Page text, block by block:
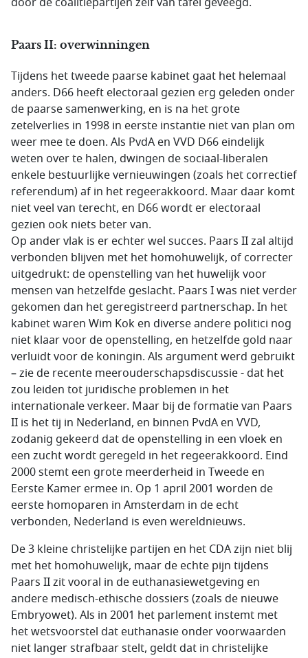
Paars II: overwinningen
Tijdens het tweede paarse kabinet gaat het helemaal
anders. D66 heeft electoraal gezien erg geleden onder
de paarse samenwerking, en is na het grote
zetelverlies in 1998 in eerste instantie niet van plan om
weer mee te doen. Als PvdA en VVD D66 eindelijk
weten over te halen, dwingen de sociaal-liberalen
enkele bestuurlijke vernieuwingen (zoals het correctief
referendum) af in het regeerakkoord. Maar daar komt
niet veel van terecht, en D66 wordt er electoraal
gezien ook niets beter van.
Op ander vlak is er echter wel succes. Paars II zal altijd
verbonden blijven met het homohuwelijk, of correcter
uitgedrukt: de openstelling van het huwelijk voor
mensen van hetzelfde geslacht. Paars I was niet verder
gekomen dan het geregistreerd partnerschap. In het
kabinet waren Wim Kok en diverse andere politici nog
niet klaar voor de openstelling, en hetzelfde gold naar
verluidt voor de koningin. Als argument werd gebruikt
– zie de recente meerouderschapsdiscussie - dat het
zou leiden tot juridische problemen in het
internationale verkeer. Maar bij de formatie van Paars
II is het tij in Nederland, en binnen PvdA en VVD,
zodanig gekeerd dat de openstelling in een vloek en
een zucht wordt geregeld in het regeerakkoord. Eind
2000 stemt een grote meerderheid in Tweede en
Eerste Kamer ermee in. Op 1 april 2001 worden de
eerste homoparen in Amsterdam in de echt
verbonden, Nederland is even wereldnieuws.
De 3 kleine christelijke partijen en het CDA zijn niet blij
met het homohuwelijk, maar de echte pijn tijdens
Paars II zit vooral in de euthanasiewetgeving en
andere medisch-ethische dossiers (zoals de nieuwe
Embryowet). Als in 2001 het parlement instemt met
het wetsvoorstel dat euthanasie onder voorwaarden
niet langer strafbaar stelt, geldt dat in christelijke